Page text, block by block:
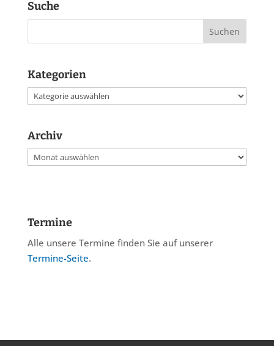
Suche
Kategorien
Kategorien
Archiv
Archiv
Termine
Alle unsere Termine finden Sie auf unserer
Termine-Seite.